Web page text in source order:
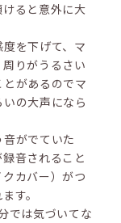
ると意外に大
を下げて、マ
りがうるさい
があるのでマ
の大声になら
がでていた
音されること
カバー）がつ
す。
では気づいてな